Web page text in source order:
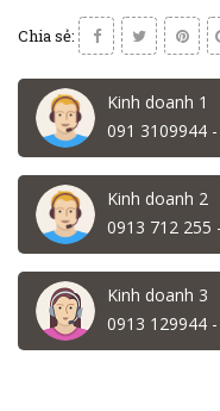
Chia sẻ:
Kinh doanh 1
091 3109944
Kinh doanh 2
0913 712 255
Kinh doanh 3
0913 129944